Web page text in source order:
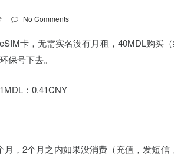
No Comments
卡，无需实名没有月租，40MDL购买
保号下去。
：0.41CNY
月，2个月之内如果没消费（充值，发短